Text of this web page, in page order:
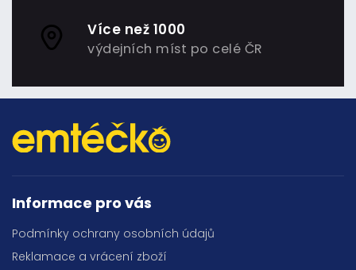
Více než 1000
výdejních míst po celé ČR
Informace pro vás
Podmínky ochrany osobních údajů
Reklamace a vrácení zboží